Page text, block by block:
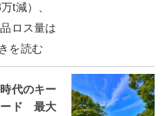
t減）、
ロス量は
を読む
代のキー
ード 最大